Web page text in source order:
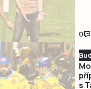
0
s